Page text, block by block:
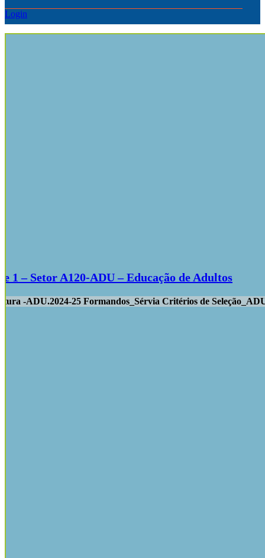
Login
1 – Setor A120-ADU – Educação de Adultos
-ADU.2024-25 Formandos_Sérvia Critérios de